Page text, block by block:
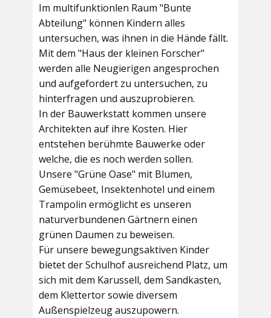
Im multifunktionlen Raum "Bunte
Abteilung" können Kindern alles
untersuchen, was ihnen in die Hände fällt.
Mit dem "Haus der kleinen Forscher"
werden alle Neugierigen angesprochen
und aufgefordert zu untersuchen, zu
hinterfragen und auszuprobieren.
In der Bauwerkstatt kommen unsere
Architekten auf ihre Kosten. Hier
entstehen berühmte Bauwerke oder
welche, die es noch werden sollen.
Unsere "Grüne Oase" mit Blumen,
Gemüsebeet, Insektenhotel und einem
Trampolin ermöglicht es unseren
naturverbundenen Gärtnern einen
grünen Daumen zu beweisen.
Für unsere bewegungsaktiven Kinder
bietet derSchulhofausreichend Platz, um
sich mit dem Karussell, dem Sandkasten,
dem Klettertor sowie diversem
Außenspielzeug auszupowern.